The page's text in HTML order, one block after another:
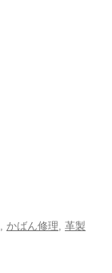
かばん修理 革製